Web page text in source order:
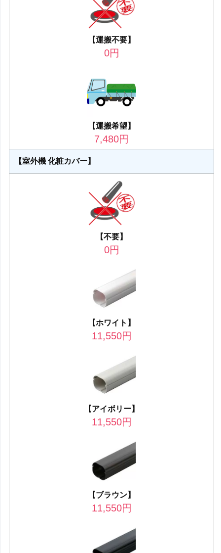
【運搬不要】
0円
【運搬希望】
7,480円
【室外機 化粧カバー】
【不要】
0円
【ホワイト】
11,550円
【アイボリー】
11,550円
【ブラウン】
11,550円